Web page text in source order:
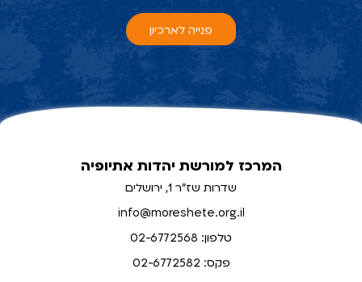
פנייה לארכיון
המרכז למורשת יהדות אתיופיה
שדרות שז"ר 1, ירושלים
info@moreshete.org.il
טלפון: 02-6772568
פקס: 02-6772582